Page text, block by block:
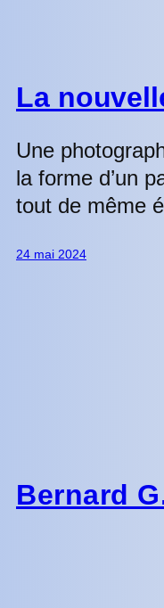
La
Une
la forme d’un
tout de même
24 mai 2024
Bernard